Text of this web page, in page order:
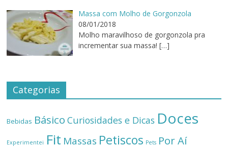
Massa com Molho de Gorgonzola
08/01/2018
Molho maravilhoso de gorgonzola pra
incrementar sua massa! […]
Categorias
Bebidas Básico Curiosidades e Dicas Doces
Experimentei Fit Massas Petiscos Pets Por Aí